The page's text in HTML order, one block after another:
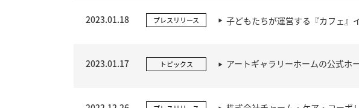
2023.01.18 プレスリリース 子どもたちが運営する『カフェ
2023.01.17 トピックス アートギャラリーホームの公式ホ